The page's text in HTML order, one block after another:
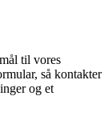
til vores
så kontakter
og et